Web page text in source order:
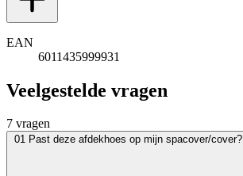
EAN
6011435999931
Veelgestelde vragen
7 vragen
01 Past deze afdekhoes op mijn spacover/cover?